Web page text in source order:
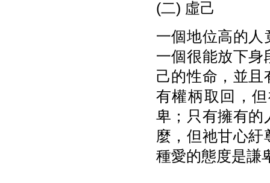
(二) 虛己
一個地位高的人
一個很能放下身
己的性命，並且
有權柄取回，
卑；只有擁有的
麼，但祂甘心
種愛的態度是謙